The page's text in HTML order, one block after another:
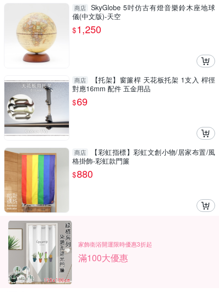
商店 SkyGlobe 5吋仿古有燈音樂鈴木座地球
儀(中文版)-天空
$1,250
商店
【托架】窗簾桿 天花板托架 1支入 桿徑
對應16mm 配件 五金用品
$69
商店
【彩虹指標】彩虹文創小物/居家布置/風
格掛飾-彩虹款門簾
$880
家飾衛浴開運限時優惠3折起
滿100大優惠